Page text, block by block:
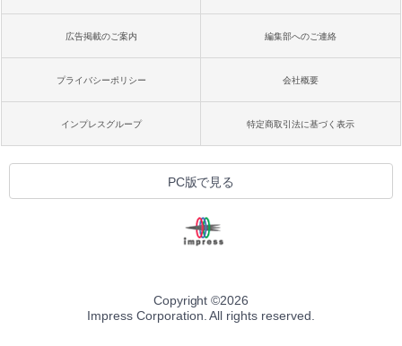
広告掲載のご案内 編集部へのご連絡
プライバシーポリシー 会社概要
インプレスグループ 特定商取引法に基づく表示
PC版で見る
Copyright ©2026
Impress Corporation. All rights reserved.